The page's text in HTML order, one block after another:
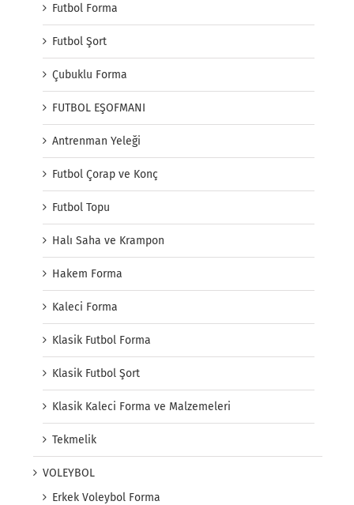
Futbol Forma
Futbol Şort
Çubuklu Forma
FUTBOL EŞOFMANI
Antrenman Yeleği
Futbol Çorap ve Konç
Futbol Topu
Halı Saha ve Krampon
Hakem Forma
Kaleci Forma
Klasik Futbol Forma
Klasik Futbol Şort
Klasik Kaleci Forma ve Malzemeleri
Tekmelik
VOLEYBOL
Erkek Voleybol Forma